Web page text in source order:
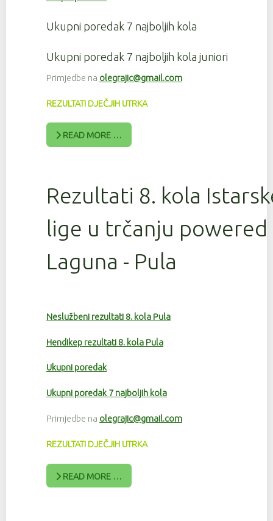
Ukupni poredak 7 najboljih kola
Ukupni poredak 7 najboljih kola juniori
Primjedbe na olegrajic@gmail.com
REZULTATI DJEČJIH UTRKA
READ MORE …
Rezultati 8. kola
lige u trčanju powered
Laguna - Pula
Neslužbeni rezultati 8. kola Pula
Hendikep rezultati 8. kola Pula
Ukupni poredak
Ukupni poredak 7 najboljih kola
Primjedbe na olegrajic@gmail.com
REZULTATI DJEČJIH UTRKA
READ MORE …